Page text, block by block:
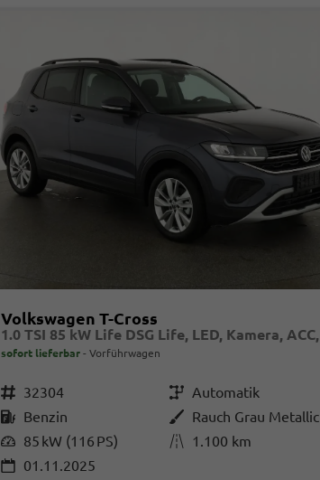
Volkswagen T-Cross
sofort lieferbar Vorführwagen
Fahrzeugnr. 32304 GetriebeAutomatik
Kraftstoff Benzin AußenfarbeRauch Grau Metallic
Leistung 85 kW (116 PS) Kilometerstand 1.100 km
01.11.2025